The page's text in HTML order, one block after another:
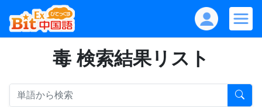
毒 検索結果リスト